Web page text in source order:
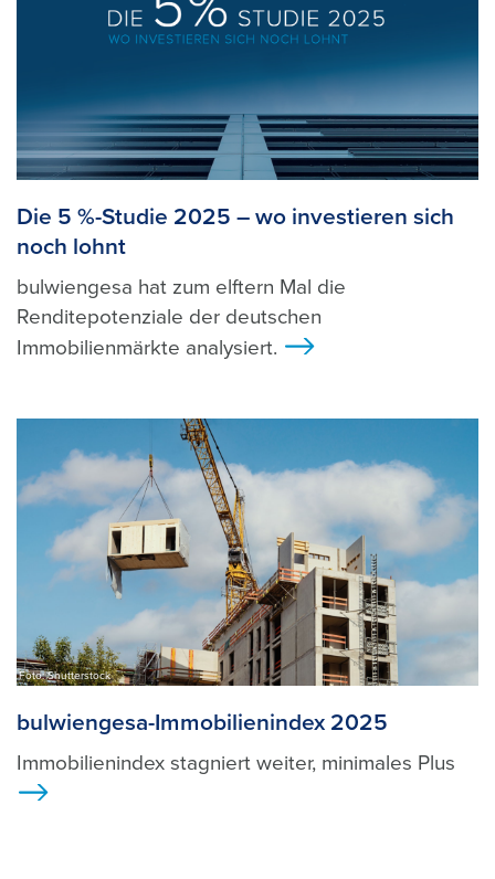
Die 5 %-Studie 2025 – wo investieren sich
noch lohnt
bulwiengesa hat zum elftern Mal die
Renditepotenziale der deutschen
Immobilienmärkte analysiert.
Foto: Shutterstock
bulwiengesa-Immobilienindex 2025
Immobilienindex stagniert weiter, minimales Plus